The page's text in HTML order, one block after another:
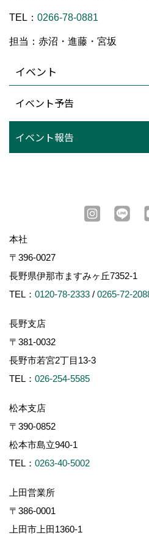
TEL： 0266-78-0881
担当：赤沼・進藤・宮坂
イベント
イベント予告
イベント報告
本社
〒396-0027
長野県伊那市ますみヶ丘7352-1
TEL： 0120-78-2333 / 0265-72-
長野支店
〒381-0032
長野市若宮2丁目13-3
TEL： 026-254-5585
松本支店
〒390-0852
松本市島立940-1
TEL： 0263-40-5002
上田営業所
〒386-0001
上田市上田1360-1